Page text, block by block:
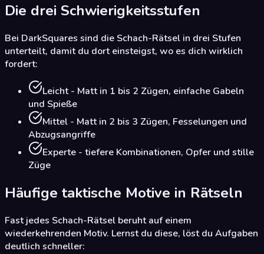
Die drei Schwierigkeitsstufen
Bei DarkSquares sind die Schach-Rätsel in drei Stufen
unterteilt, damit du dort einsteigst, wo es dich wirklich
fordert:
Leicht - Matt in 1 bis 2 Zügen, einfache Gabeln
und Spieße
Mittel - Matt in 2 bis 3 Zügen, Fesselungen und
Abzugsangriffe
Experte - tiefere Kombinationen, Opfer und stille
Züge
Häufige taktische Motive in Rätseln
Fast jedes Schach-Rätsel beruht auf einem
wiederkehrenden Motiv. Lernst du diese, löst du Aufgaben
deutlich schneller: